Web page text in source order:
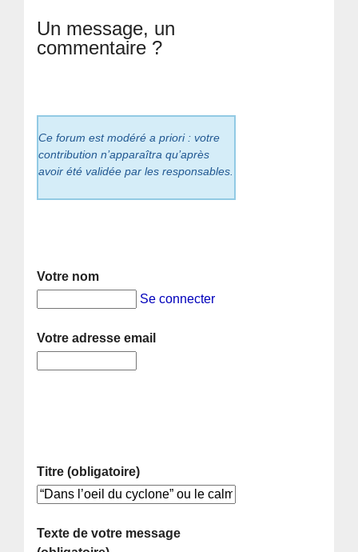
Un message, un
commentaire ?
Ce forum est modéré a priori : votre
contribution n’apparaîtra qu’après
avoir été validée par les responsables.
Votre nom
Se connecter
Votre adresse email
Titre (obligatoire)
Texte de votre message